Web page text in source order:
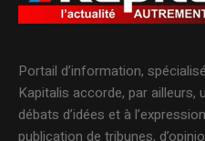
Portail d’information,
Kapitalis accorde, par ailleurs,
débats d’idées et à
publication de tribunes,